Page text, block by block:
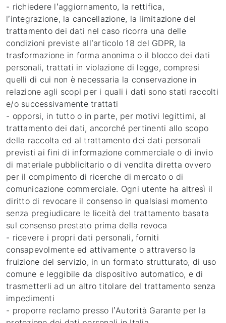
- richiedere l’aggiornamento, la rettifica,
l’integrazione, la cancellazione, la limitazione del
trattamento dei dati nel caso ricorra una delle
condizioni previste all’articolo 18 del GDPR, la
trasformazione in forma anonima o il blocco dei dati
personali, trattati in violazione di legge, compresi
quelli di cui non è necessaria la conservazione in
relazione agli scopi per i quali i dati sono stati raccolti
e/o successivamente trattati
- opporsi, in tutto o in parte, per motivi legittimi, al
trattamento dei dati, ancorché pertinenti allo scopo
della raccolta ed al trattamento dei dati personali
previsti ai fini di informazione commerciale o di invio
di materiale pubblicitario o di vendita diretta ovvero
per il compimento di ricerche di mercato o di
comunicazione commerciale. Ogni utente ha altresì il
diritto di revocare il consenso in qualsiasi momento
senza pregiudicare le liceità del trattamento basata
sul consenso prestato prima della revoca
- ricevere i propri dati personali, forniti
consapevolmente ed attivamente o attraverso la
fruizione del servizio, in un formato strutturato, di uso
comune e leggibile da dispositivo automatico, e di
trasmetterli ad un altro titolare del trattamento senza
impedimenti
- proporre reclamo presso l’Autorità Garante per la